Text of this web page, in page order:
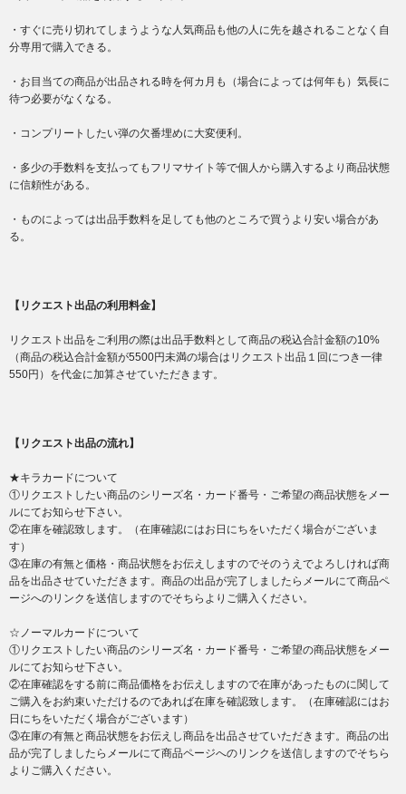
・すぐに売り切れてしまうような人気商品も他の人に先を越されることなく自
分専用で購入できる。
・お目当ての商品が出品される時を何カ月も（場合によっては何年も）気長に
待つ必要がなくなる。
・コンプリートしたい弾の欠番埋めに大変便利。
・多少の手数料を支払ってもフリマサイト等で個人から購入するより商品状態
に信頼性がある。
・ものによっては出品手数料を足しても他のところで買うより安い場合があ
る。
【リクエスト出品の利用料金】
リクエスト出品をご利用の際は出品手数料として商品の税込合計金額の10%
（商品の税込合計金額が5500円未満の場合はリクエスト出品１回につき一律
550円）を代金に加算させていただきます。
【リクエスト出品の流れ】
★キラカードについて
①リクエストしたい商品のシリーズ名・カード番号・ご希望の商品状態をメー
ルにてお知らせ下さい。
②在庫を確認致します。（在庫確認にはお日にちをいただく場合がございま
す）
③在庫の有無と価格・商品状態をお伝えしますのでそのうえでよろしければ商
品を出品させていただきます。商品の出品が完了しましたらメールにて商品ペ
ージへのリンクを送信しますのでそちらよりご購入ください。
☆ノーマルカードについて
①リクエストしたい商品のシリーズ名・カード番号・ご希望の商品状態をメー
ルにてお知らせ下さい。
②在庫確認をする前に商品価格をお伝えしますので在庫があったものに関して
ご購入をお約束いただけるのであれば在庫を確認致します。（在庫確認にはお
日にちをいただく場合がございます）
③在庫の有無と商品状態をお伝えし商品を出品させていただきます。商品の出
品が完了しましたらメールにて商品ページへのリンクを送信しますのでそちら
よりご購入ください。